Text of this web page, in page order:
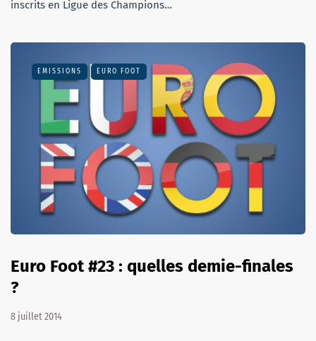
inscrits en Ligue des Champions…
EMISSIONS EURO FOOT
Euro Foot #23 : quelles demie-finales
?
8 juillet 2014